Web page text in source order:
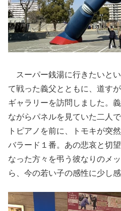
スーパー銭湯に行きたいと
て戦った義父とともに、道す
ギャラリーを訪問しました。
ながらパネルを見ていた二人
トピアノを前に、トモキが突
バラード１番。あの悲哀と切
なった方々を弔う彼なりのメ
ら、今の若い子の感性に少し感